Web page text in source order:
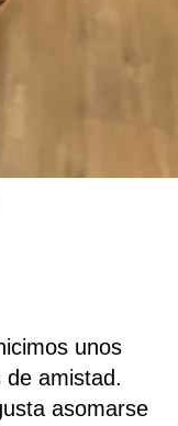
unos
amistad.
asomarse